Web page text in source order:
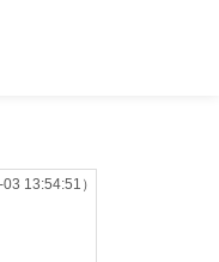
13:54:51）